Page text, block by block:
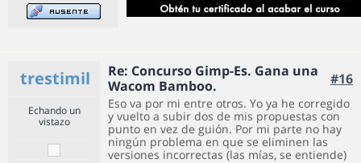
trestimil
Re: Concurso Gimp-Es. Gana una
Wacom Bamboo.
#16
Echando un
vistazo
Eso va por mi entre otros. Yo ya he corregido
y vuelto a subir dos de mis propuestas con
punto en vez de guión. Por mi parte no hay
ningún problema en que se eliminen las
versiones incorrectas (las mías, se entiende)